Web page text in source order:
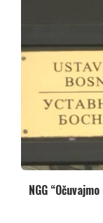
Umanjenjem